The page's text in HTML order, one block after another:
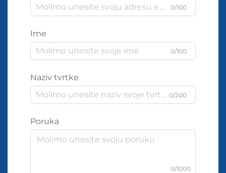
0/100
Ime
0/100
Naziv tvrtke
0/200
Poruka
0/1000